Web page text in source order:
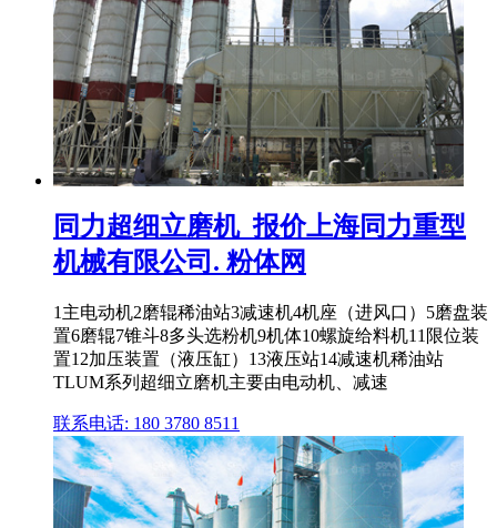
同力超细立磨机_报价上海同力重型
机械有限公司. 粉体网
1主电动机2磨辊稀油站3减速机4机座（进风口）5磨盘装
置6磨辊7锥斗8多头选粉机9机体10螺旋给料机11限位装
置12加压装置（液压缸）13液压站14减速机稀油站
TLUM系列超细立磨机主要由电动机、减速
联系电话: 180 3780 8511